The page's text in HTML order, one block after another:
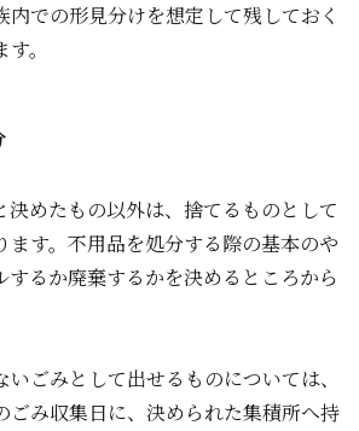
内での形見分けを想定して残しておく
。
決めたもの以外は、捨てるものとして
ます。不用品を処分する際の基本のや
するか廃棄するかを決めるところから
ごみとして出せるものについては、
ごみ収集日に、決められた集積所へ持